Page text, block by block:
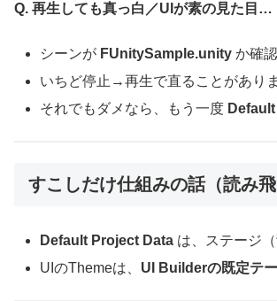
Q. 再生しても真っ白／UIが素の見た目…
シーンが FUnitySample.unity か確認
いちど停止→再生で直ることがあり
それでもダメなら、もう一度
すこしだけ仕組みの話（読み飛
Default Project Data は、ステージ
UIのThemeは、 UI Builderの既定テ